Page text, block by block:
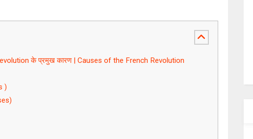
के प्रमुख कारण | Causes of the French Revolution
)